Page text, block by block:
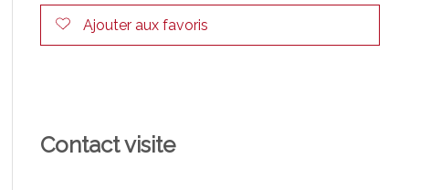
Ajouter aux favoris
Contact visite